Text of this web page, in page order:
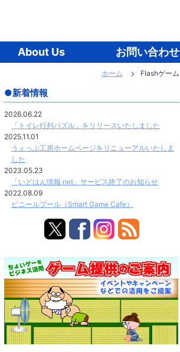
About Us お問い合わせ
ホーム Flashゲーム
新着情報
2026.06.22
「トイレ行列パズル」をリリースいたしました
2025.11.01
うぇっぶ工房ホームページをリニューアルいたしま
した
2023.05.23
「いどはん情報.net」サービス終了のお知らせ
2022.08.09
ビニールプール（Smart Game Cafe）